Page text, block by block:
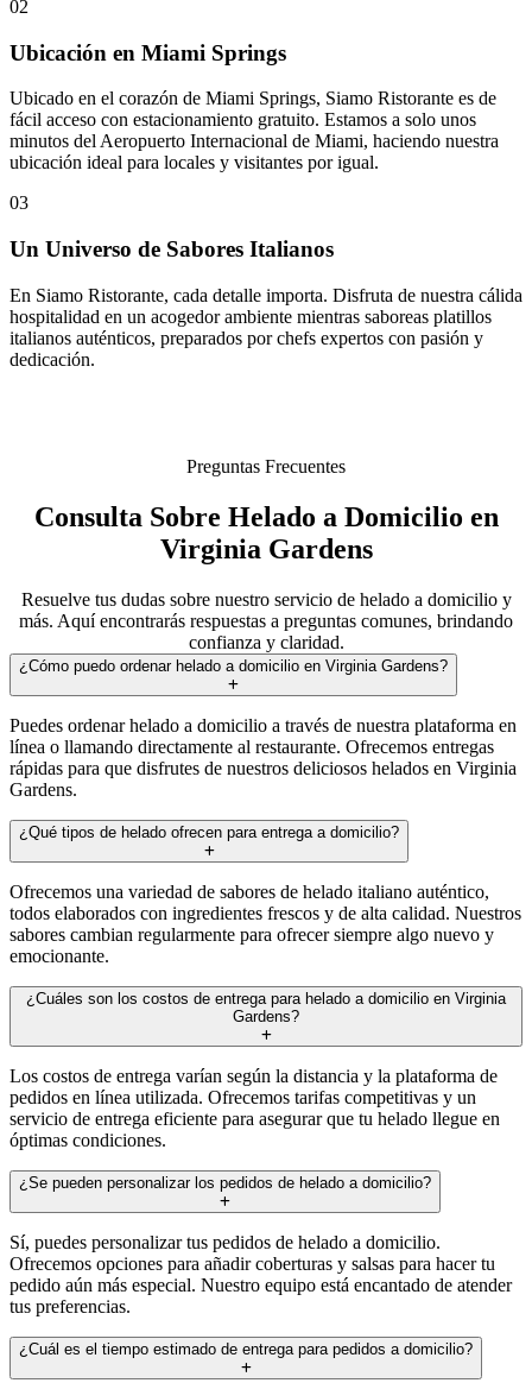
02
Ubicación en Miami Springs
Ubicado en el corazón de Miami Springs, Siamo Ristorante es de
fácil acceso con estacionamiento gratuito. Estamos a solo unos
minutos del Aeropuerto Internacional de Miami, haciendo nuestra
ubicación ideal para locales y visitantes por igual.
03
Un Universo de Sabores Italianos
En Siamo Ristorante, cada detalle importa. Disfruta de nuestra cálida
hospitalidad en un acogedor ambiente mientras saboreas platillos
italianos auténticos, preparados por chefs expertos con pasión y
dedicación.
Preguntas Frecuentes
Consulta Sobre Helado a Domicilio en
Virginia Gardens
Resuelve tus dudas sobre nuestro servicio de helado a domicilio y
más. Aquí encontrarás respuestas a preguntas comunes, brindando
confianza y claridad.
¿Cómo puedo ordenar helado a domicilio en Virginia Gardens?
Puedes ordenar helado a domicilio a través de nuestra plataforma en
línea o llamando directamente al restaurante. Ofrecemos entregas
rápidas para que disfrutes de nuestros deliciosos helados en Virginia
Gardens.
¿Qué tipos de helado ofrecen para entrega a domicilio?
Ofrecemos una variedad de sabores de helado italiano auténtico,
todos elaborados con ingredientes frescos y de alta calidad. Nuestros
sabores cambian regularmente para ofrecer siempre algo nuevo y
emocionante.
¿Cuáles son los costos de entrega para helado a domicilio en Virginia
Gardens?
Los costos de entrega varían según la distancia y la plataforma de
pedidos en línea utilizada. Ofrecemos tarifas competitivas y un
servicio de entrega eficiente para asegurar que tu helado llegue en
óptimas condiciones.
¿Se pueden personalizar los pedidos de helado a domicilio?
Sí, puedes personalizar tus pedidos de helado a domicilio.
Ofrecemos opciones para añadir coberturas y salsas para hacer tu
pedido aún más especial. Nuestro equipo está encantado de atender
tus preferencias.
¿Cuál es el tiempo estimado de entrega para pedidos a domicilio?